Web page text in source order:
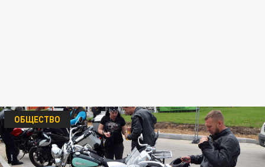
ОБЩЕСТВО